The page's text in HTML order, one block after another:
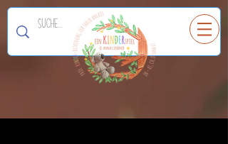
EinKINDERspiel